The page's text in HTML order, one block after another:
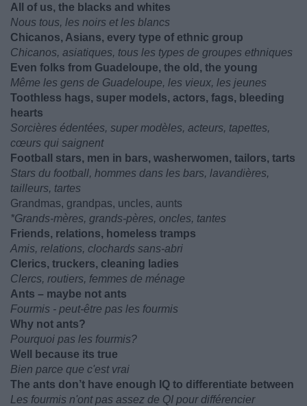
All of us, the blacks and whites
Nous tous, les noirs et les blancs
Chicanos, Asians, every type of ethnic group
Chicanos, asiatiques, tous les types de groupes ethniques
Even folks from Guadeloupe, the old, the young
Même les gens de Guadeloupe, les vieux, les jeunes
Toothless hags, super models, actors, fags, bleeding
hearts
Sorcières édentées, super modèles, acteurs, tapettes,
cœurs qui saignent
Football stars, men in bars, washerwomen, tailors, tarts
Stars du football, hommes dans les bars, lavandières,
tailleurs, tartes
Grandmas, grandpas, uncles, aunts
*Grands-mères, grands-pères, oncles, tantes
Friends, relations, homeless tramps
Amis, relations, clochards sans-abri
Clerics, truckers, cleaning ladies
Clercs, routiers, femmes de ménage
Ants – maybe not ants
Fourmis - peut-être pas les fourmis
Why not ants?
Pourquoi pas les fourmis?
Well because its true
Bien parce que c'est vrai
The ants don’t have enough IQ to differentiate between
Les fourmis n'ont pas assez de QI pour différencier